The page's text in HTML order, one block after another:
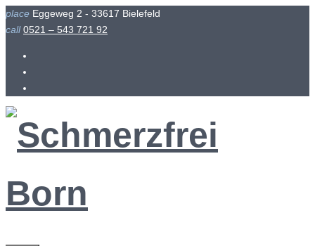
Skip
to
place Eggeweg 2 - 33617 Bielefeld
call 0521 – 543 721 92